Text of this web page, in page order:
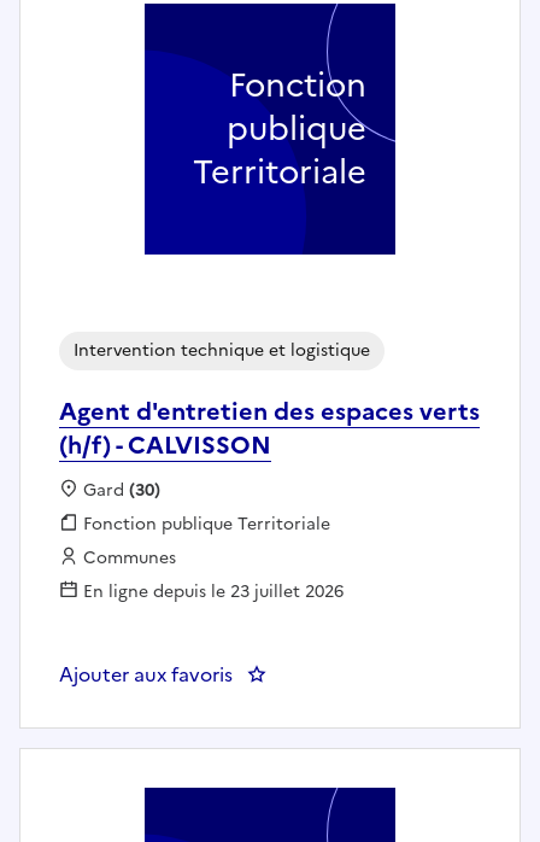
Agent d'entretien des espaces verts
(h/f) - CALVISSON
Intervention technique et logistique
Localisation :
Gard (30)
Fonction publique :
Fonction publique Territoriale
Employeur :
Communes
En ligne depuis le 23 juillet 2026
Ajouter aux favoris : Agent d'entretien des espaces
Fonction
publique
Territoriale